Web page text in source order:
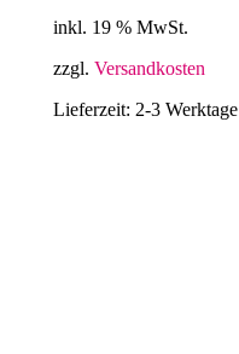
inkl. 19 % MwSt.
zzgl. Versandkosten
Lieferzeit: 2-3 Werktage